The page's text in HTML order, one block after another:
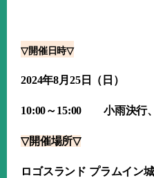
▽開催日時▽
2024年8月 25日（日）
10:00～15:00 小雨決行、
▽開催場所▽
ロゴスランド プラムイン